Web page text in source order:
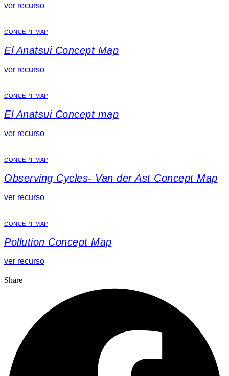
ver recurso
CONCEPT MAP
El Anatsui Concept Map
ver recurso
CONCEPT MAP
El Anatsui Concept map
ver recurso
CONCEPT MAP
Observing Cycles- Van der Ast Concept Map
ver recurso
CONCEPT MAP
Pollution Concept Map
ver recurso
Share